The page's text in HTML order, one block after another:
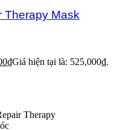
Therapy Mask
₫Giá hiện tại là: 525,000₫.
Therapy